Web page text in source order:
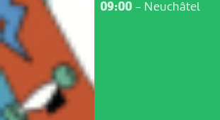
09:00- Neuchâtel